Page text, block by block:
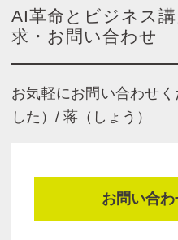
AI革命とビジネス
求・お問い合わせ
お気軽にお問い合わせ
した）/ 蒋（しょう）
お問い合